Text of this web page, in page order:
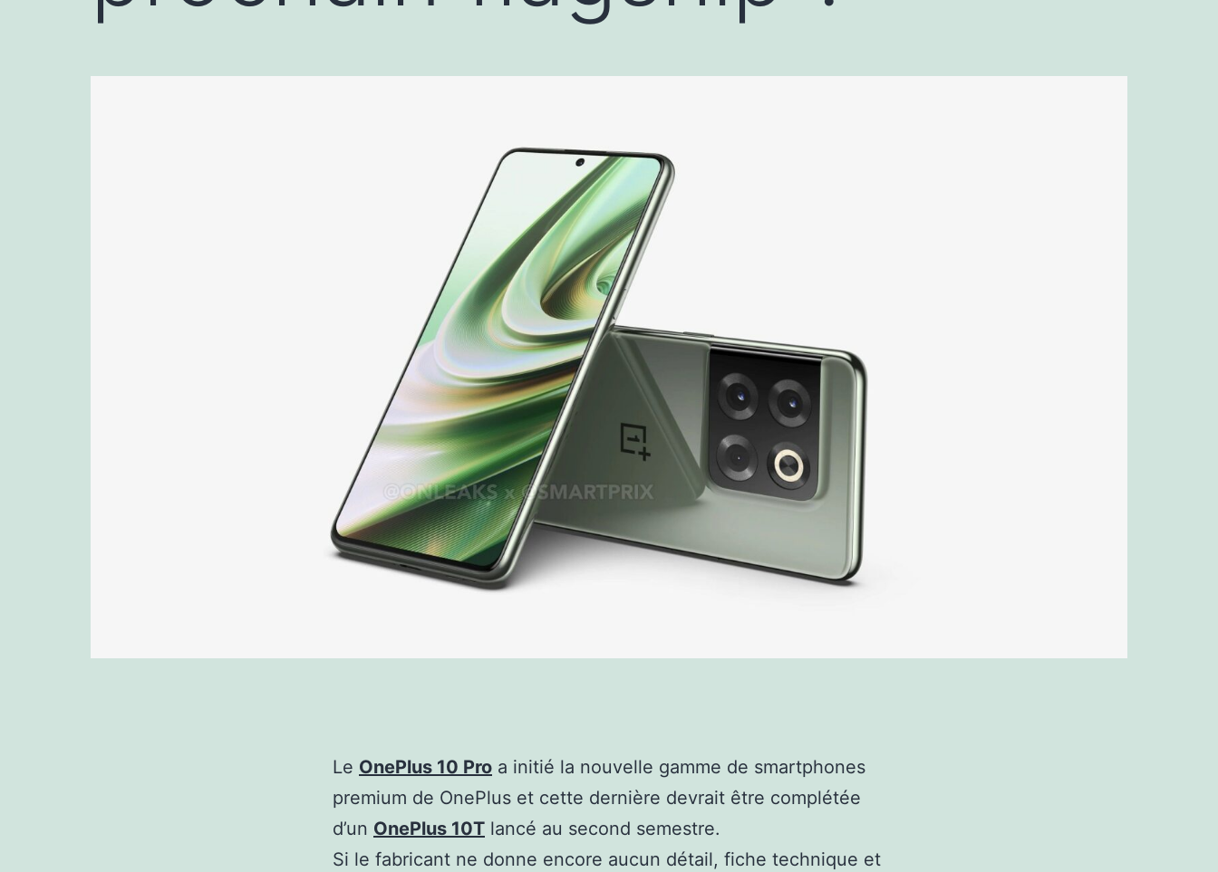
Le OnePlus 10 Pro a initié la nouvelle gamme de smartphones
premium de OnePlus et cette dernière devrait être complétée
d’un OnePlus 10T lancé au second semestre.
Si le fabricant ne donne encore aucun détail, fiche technique et